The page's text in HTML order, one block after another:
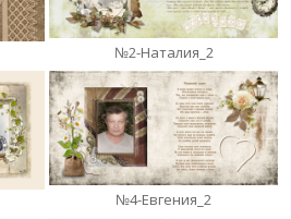
№2-Наталия_2
№4-Евгения_2